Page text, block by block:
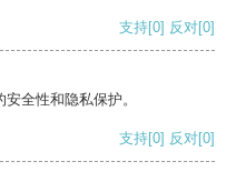
支持[0] 反对[0]
全性和隐私保护。
支持[0] 反对[0]